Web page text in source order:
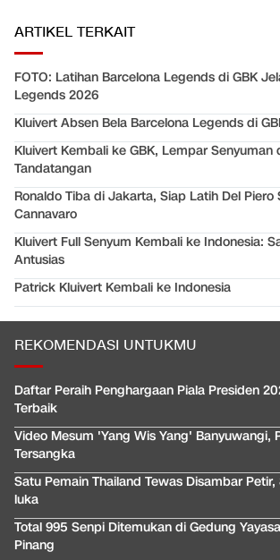
ARTIKEL TERKAIT
FOTO: Latihan Barcelona Legends di GBK
Legends 2026
Kluivert Absen Bela Barcelona Legends di
Kluivert Kembali ke GBK, Lempar Senyuman
Tandatangan
Ronaldo Tiba di Jakarta, Siap Latih Del Piero
Cannavaro
Kluivert Full Senyum Kembali ke Indonesia:
Antusias
Patrick Kluivert Kembali ke Indonesia
REKOMENDASI UNTUKMU
Daftar Peraih Penghargaan Piala Presiden
Terbaik
Video Mesum 'Yang Wis Yang' Banyuwangi,
Tersangka
Satu Pemain Thailand Tewas Disambar
luka
Total 995 Senpi Ditemukan di Gedung
Pinang